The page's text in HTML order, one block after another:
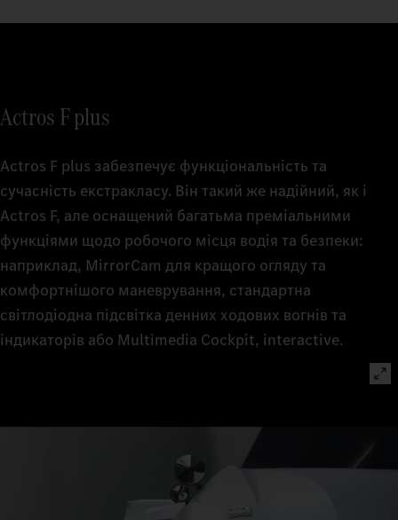
Actros F plus
Actros F plus забезпечує функціональність та
сучасність екстракласу. Він такий же надійний, як і
Actros F, але оснащений багатьма преміальними
функціями щодо робочого місця водія та безпеки:
наприклад, MirrorCam для кращого огляду та
комфортнішого маневрування, стандартна
світлодіодна підсвітка денних ходових вогнів та
індикаторів або Multimedia Cockpit, interactive.